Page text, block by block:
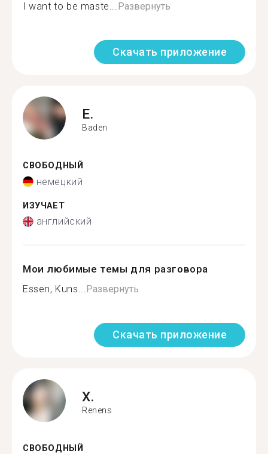
I want to be maste...Развернуть
Скачать приложение
E.
Baden
СВОБОДНЫЙ
немецкий
ИЗУЧАЕТ
английский
Мои любимые темы для разговора
Essen, Kuns...Развернуть
Скачать приложение
X.
Renens
СВОБОДНЫЙ